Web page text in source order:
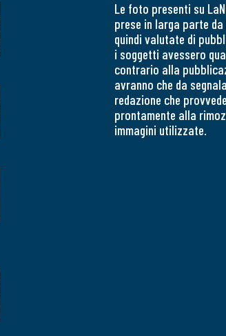
Le foto presenti su
prese in larga parte
quindi valutate di
i soggetti avessero
contrario alla
avranno che da
redazione che
prontamente alla
immagini utilizzate.